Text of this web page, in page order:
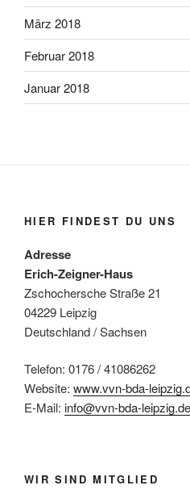
März 2018
Februar 2018
Januar 2018
HIER FINDEST DU UNS
Adresse
Erich-Zeigner-Haus
Zschochersche Straße 21
04229 Leipzig
Deutschland / Sachsen
Telefon: 0176 / 41086262
Website: www.vvn-bda-
E-Mail: info@vvn-bda-leipzig.de
WIR SIND MITGLIED